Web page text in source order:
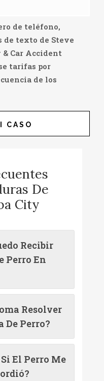
de teléfono,
de texto de Steve
Car Accident
tarifas por
de los
De
City
Recibir
Perro En
Resolver
De Perro?
El Perro Me